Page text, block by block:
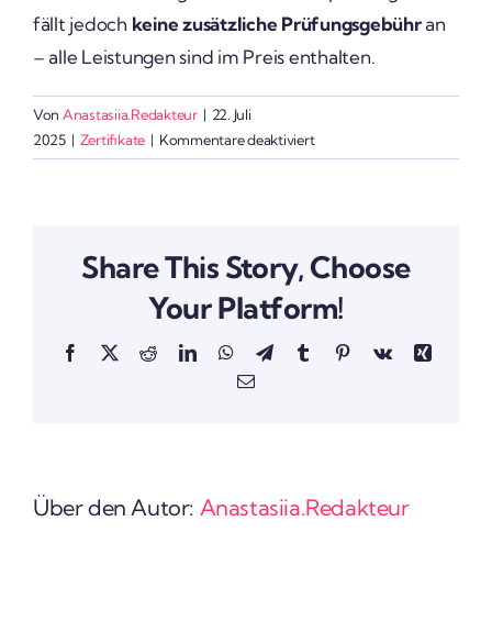
fällt jedoch keine zusätz­liche Prüfungs­ge­bühran
– alle Leis­tungen sind im Preis enthalten.
Von Anastasiia.Redakteur | 22. Juli
2025 | Zertifikate | Kommentare deaktiviertfür
Ist
zie­
kostenlos?
Share This Story, Choose
Your Platform!
Facebook
X RedditLinkedInWhatsApp
TelegramTumblrPinterestVk
Xing
E-
Über den Autor: Anastasiia.Redakteur